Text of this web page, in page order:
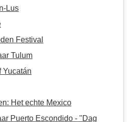
Lus
Festival
Tulum
Yucatán
Het echte Mexico
Puerto Escondido - "Dag